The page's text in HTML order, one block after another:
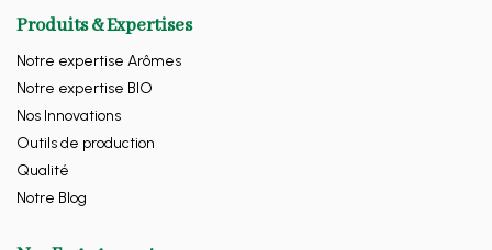
Produits & Expertises
Notre expertise Arômes
Notre expertise BIO
Nos Innovations
Outils de production
Qualité
Notre Blog